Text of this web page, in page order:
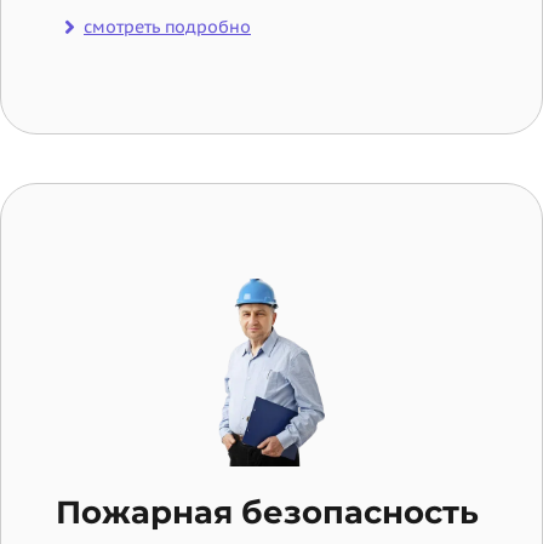
смотреть подробно
Пожарная безопасность